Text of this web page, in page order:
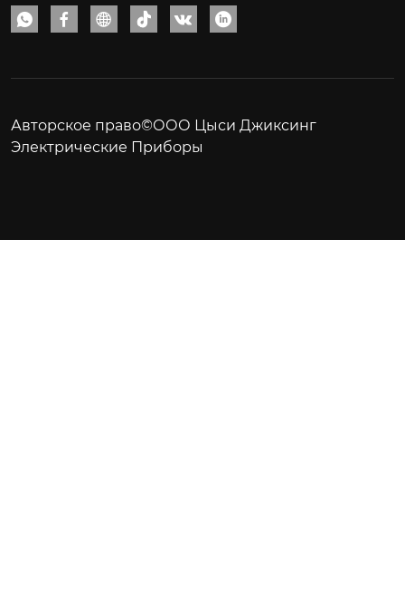
     
Авторское право©ООО Цыси Джиксинг
Электрические Приборы